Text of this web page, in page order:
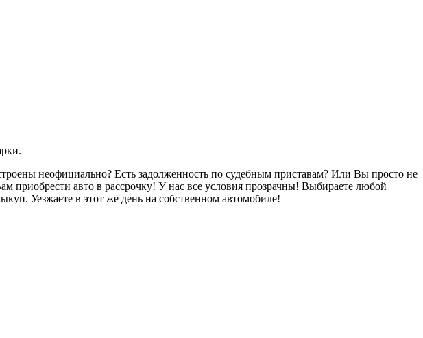
неофициально? Есть задолженность по судебным приставам? Или Вы просто не
приобрести авто в рассрочку! У нас все условия прозрачны! Выбираете любой
Уезжаете в этот же день на собственном автомобиле!